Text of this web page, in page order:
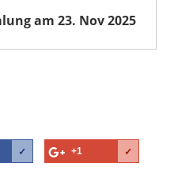
am 23. Nov 2025
✓ +1 ✓